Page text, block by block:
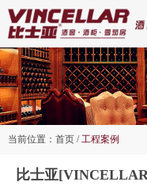
当前位置： 首页 /工程案例
比士亚